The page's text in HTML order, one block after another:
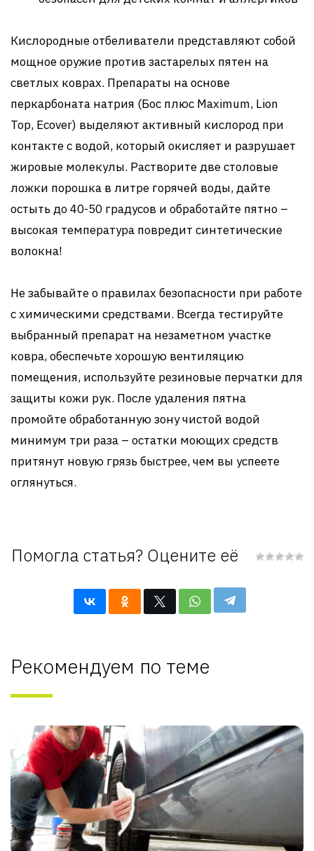
Кислородные отбеливатели представляют собой
мощное оружие против застарелых пятен на
светлых коврах. Препараты на основе
перкарбоната натрия (Бос плюс Maximum, Lion
Top, Ecover) выделяют активный кислород при
контакте с водой, который окисляет и разрушает
жировые молекулы. Растворите две столовые
ложки порошка в литре горячей воды, дайте
остыть до 40-50 градусов и обработайте пятно –
высокая температура повредит синтетические
волокна!
Не забывайте о правилах безопасности при работе
с химическими средствами. Всегда тестируйте
выбранный препарат на незаметном участке
ковра, обеспечьте хорошую вентиляцию
помещения, используйте резиновые перчатки для
защиты кожи рук. После удаления пятна
промойте обработанную зону чистой водой
минимум три раза – остатки моющих средств
притянут новую грязь быстрее, чем вы успеете
оглянуться.
Помогла статья? Оцените её
Рекомендуем по теме